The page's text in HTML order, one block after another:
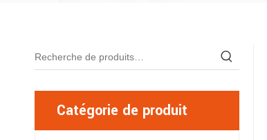
Catégorie de produit